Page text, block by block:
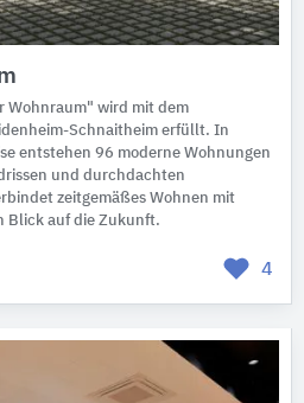
Wohnraum" wird mit dem
Schnaitheim erfüllt. In
entstehen 96 moderne Wohnungen
und durchdachten
zeitgemäßes Wohnen mit
Blick auf die Zukunft.
4